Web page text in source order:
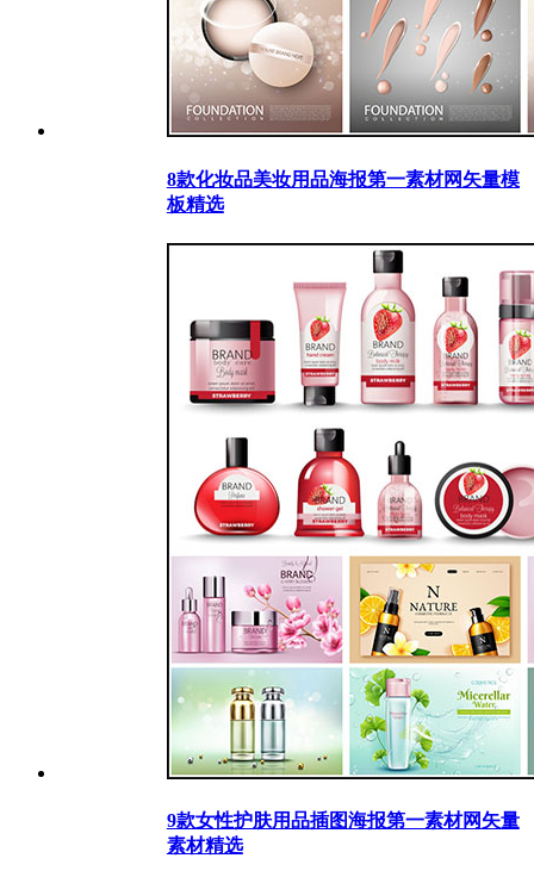
8款化妆品美妆用品海报第一素材网矢量模
板精选
9款女性护肤用品插图海报第一素材网矢量
素材精选